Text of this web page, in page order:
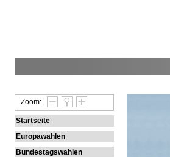
Zoom:
Startseite
Europawahlen
Bundestagswahlen